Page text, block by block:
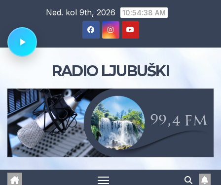
content
Ned. kol 9th, 2026 10:54:39 AM
RADIO LJUBUŠKI